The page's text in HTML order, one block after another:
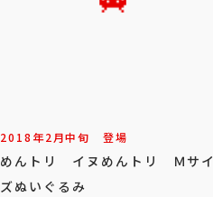
2018年2月中旬 登場
めんトリ イヌめんトリ Ｍサイ
ズぬいぐるみ